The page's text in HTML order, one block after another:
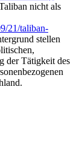
nicht als
21/taliban-
stellen
der Tätigkeit des